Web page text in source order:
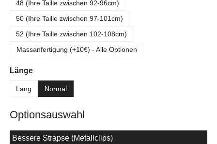
48 (Ihre Taille zwischen 92-96cm)
50 (Ihre Taille zwischen 97-101cm)
52 (Ihre Taille zwischen 102-108cm)
Massanfertigung (+10€) - Alle Optionen
Längeauswählen
Lang Normal
Optionsauswahl
Bessere Strapse (Metallclips)